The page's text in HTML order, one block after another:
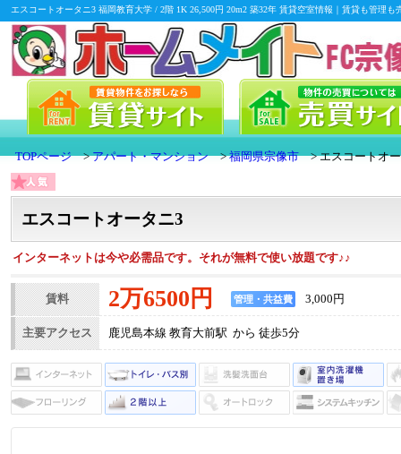
エスコートオータニ3 福岡教育大学 / 2階 1K 26,500円 20m2 築32年 賃貸空室情報｜賃貸も管
TOPページ アパート・マンション 福岡県宗像市 エスコートオ
エスコートオータニ3
インターネットは今や必需品です。それが無料で使い放題です♪♪
賃料 2万6500円 管理・共益費 3,000円
主要アクセス 鹿児島本線 教育大前駅 から 徒歩5分